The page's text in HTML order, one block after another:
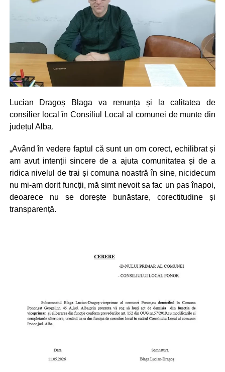
Lucian Dragoș Blaga va renunța și la calitatea de
consilier local în Consiliul Local al comunei de munte din
județul Alba.
„Având în vedere faptul că sunt un om corect, echilibrat și
am avut intenții sincere de a ajuta comunitatea și de a
ridica nivelul de trai și comuna noastră în sine, nicidecum
nu mi-am dorit funcții, mă simt nevoit sa fac un pas înapoi,
deoarece nu se dorește bunăstare, corectitudine și
transparență.